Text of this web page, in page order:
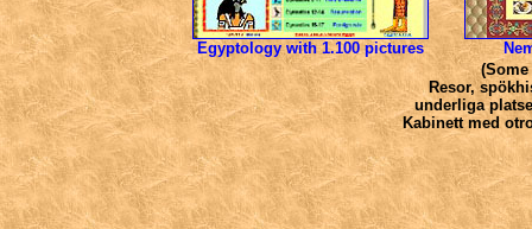
Egyptology with 1.100 pictures
Resor,
underliga
Kabinett med